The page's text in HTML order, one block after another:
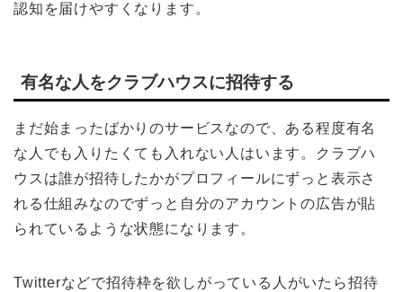
認知を届けやすくなります。
有名な人をクラブハウスに招待する
まだ始まったばかりのサービスなので、ある程度有名
な人でも入りたくても入れない人はいます。クラブハ
ウスは誰が招待したかがプロフィールにずっと表示さ
れる仕組みなのでずっと自分のアカウントの広告が貼
られているような状態になります。
Twitterなどで招待枠を欲しがっている人がいたら招待